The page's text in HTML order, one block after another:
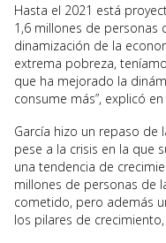
Hasta el 2021 está
1,6 millones de personas
dinamización de la
extrema pobreza,
que ha mejorado la
consume más”, explicó
García hizo un repaso de
pese a la crisis en la que
una tendencia de
millones de personas de
cometido, pero además
los pilares de